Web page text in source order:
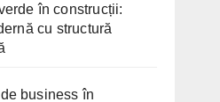
în construcții:
cu structură
business în